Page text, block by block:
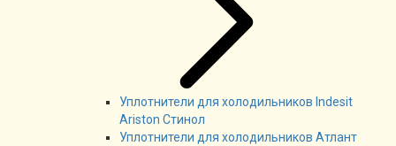
Уплотнители для холодильников Indesit
Ariston Стинол
Уплотнители для холодильников Атлант